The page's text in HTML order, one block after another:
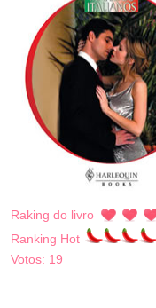
Raking do livro
Ranking Hot
Votos: 19